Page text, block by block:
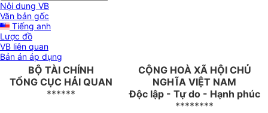
Nội dung VB
Văn bản gốc
Tiếng anh
Lược đồ
VB liên quan
Bản án áp dụng
BỘ TÀI CHÍNH
TỔNG CỤC HẢI QUAN
******
CỘNG HOÀ XÃ HỘI CHỦ
NGHĨA VIỆT NAM
Độc lập - Tự do - Hạnh phúc
********